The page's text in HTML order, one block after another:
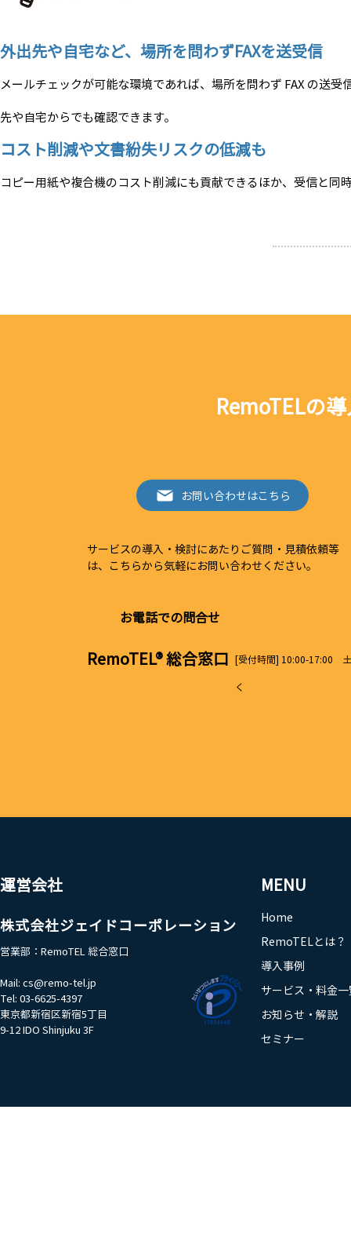
外出先や自宅など、場所を問わずFAXを送受信
メールチェックが可能な環境であれば、場所を問わず FAX の送
先や自宅からでも確認できます。
コスト削減や文書紛失リスクの低減も
コピー用紙や複合機のコスト削減にも貢献できるほか、受信と同
RemoTELの
お問い合わせはこちら
サービスの導入・検討にあたりご質問・見積依頼等
は、こちらから気軽にお問い合わせください。
お電話での問合せ
RemoTEL® 総合窓口 [受付時間] 10:00-1 7:00 土
く
運営会社
株式会社ジェイドコーポレーション
営業部：RemoTEL 総合窓口​
Mail: cs@remo-tel.jp
Tel: 03-6625-4397
東京都新宿区新宿5丁目
9-12 IDO Shinjuku 3F
MENU
Home
RemoTELとは？
導入事例
サービス・料金
お知らせ・解説
セミナー